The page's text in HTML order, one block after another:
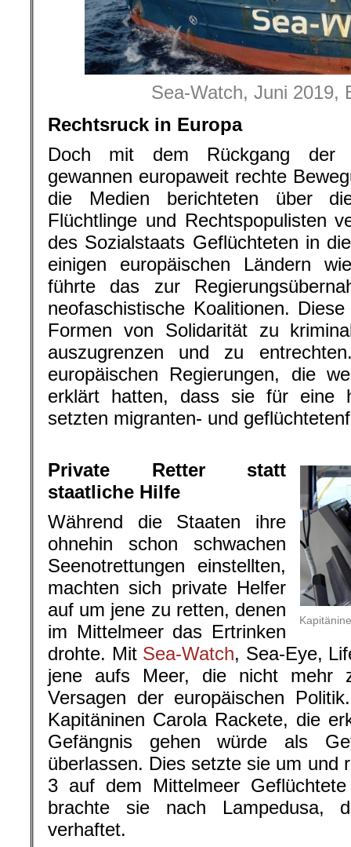
Sea-Watch, Juni 2019,
Rechtsruck in Europa
Doch mit dem Rückgang der
gewannen europaweit rechte
die Medien berichteten über
Flüchtlinge und Rechtspopulisten
des Sozialstaats Geflüchteten in
einigen europäischen Ländern
führte das zur
neofaschistische Koalitionen.
Formen von Solidarität zu
auszugrenzen und zu
europäischen Regierungen, die
erklärt hatten, dass sie für eine
setzten migranten- und
Private Retter statt
staatliche Hilfe
Während die Staaten ihre
ohnehin schon schwachen
Seenotrettungen einstellten,
machten sich private Helfer
auf um jene zu retten, denen
im Mittelmeer das Ertrinken
drohte. Mit Sea-Watch, Sea-Eye,
jene aufs Meer, die nicht mehr
Versagen der europäischen
Kapitäninen Carola Rackete, die
Gefängnis gehen würde als
überlassen. Dies setzte sie um und
3 auf dem Mittelmeer
brachte sie nach Lampedusa,
verhaftet.